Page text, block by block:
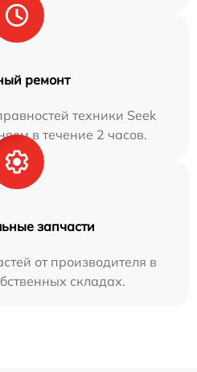
ремонт
техники Seek
в течение 2 часов.
запчасти
от производителя в
складах.